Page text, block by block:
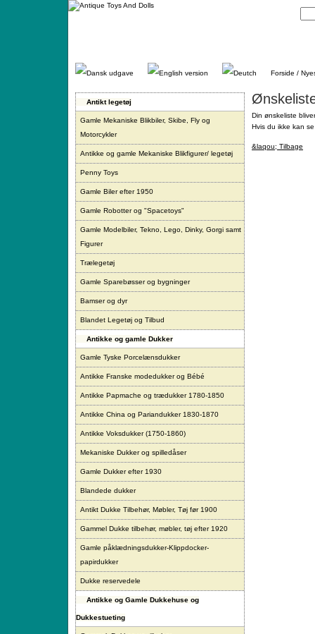
Gå
Forside /
Antikt legetøj
Gamle Mekaniske Blikbiler, Skibe, Fly og
Motorcykler
Antikke og gamle Mekaniske Blikfigurer/ legetøj
Penny Toys
Gamle Biler efter 1950
Gamle Robotter og "Spacetoys"
Gamle Modelbiler, Tekno, Lego, Dinky, Gorgi samt
Figurer
Trælegetøj
Gamle Sparebøsser og bygninger
Bamser og dyr
Blandet Legetøj og Tilbud
Antikke og gamle Dukker
Gamle Tyske Porcelænsdukker
Antikke Franske modedukker og Bébé
Antikke Papmache og trædukker 1780-1850
Antikke China og Pariandukker 1830-1870
Antikke Voksdukker (1750-1860)
Mekaniske Dukker og spilledåser
Gamle Dukker efter 1930
Blandede dukker
Antikt Dukke Tilbehør, Møbler, Tøj før 1900
Gammel Dukke tilbehør, møbler, tøj efter 1920
Gamle påklædningsdukker-Klippdocker-
papirdukker
Dukke reservedele
Antikke og Gamle Dukkehuse og
Dukkestueting
Din ønskeliste
Hvis du ikke kan
&laqou; Tilbage